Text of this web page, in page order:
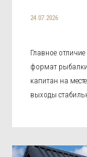
24.07.2026
Главное
формат
капитан на
выходы